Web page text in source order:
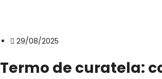
29/08/2025
Termo de curatela: